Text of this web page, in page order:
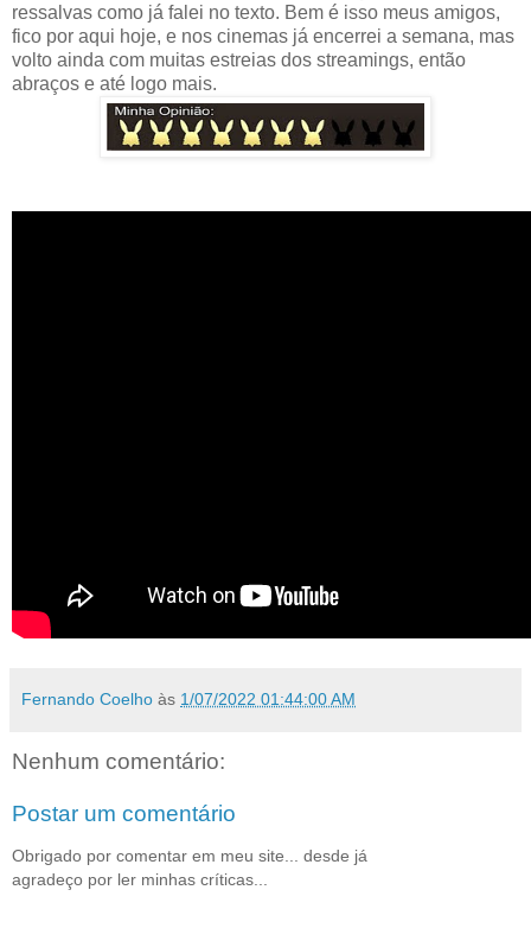
ressalvas como já falei no texto. Bem é isso meus amigos,
fico por aqui hoje, e nos cinemas já encerrei a semana, mas
volto ainda com muitas estreias dos streamings, então
abraços e até logo mais.
Fernando Coelho às 1/07/2022 01:44:00 AM
Nenhum comentário:
Postar um comentário
Obrigado por comentar em meu site... desde já
agradeço por ler minhas críticas...